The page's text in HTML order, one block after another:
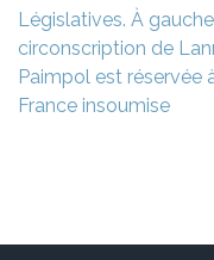
Navigation
de
l’article
Législatives. À
circonscription de
Paimpol est réservée
France insoumise